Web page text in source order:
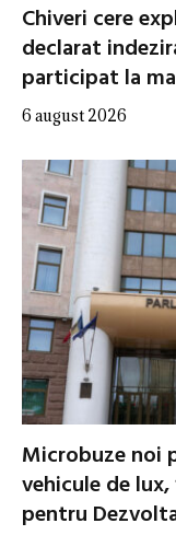
Chiveri cere
declarat
participat la
6 august 2026
Microbuze noi
vehicule de
pentru